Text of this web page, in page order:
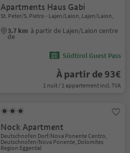
Apartments Haus Gabi
St. Peter/S. Pietro - Lajen/Laion, Lajen/Laion,
3.7 km à partir de Lajen/Laion centre
de
Südtirol Guest Pass
À partir de 93€
1 nuit / 1 appartement incl. TVA
Nock Apartment
Deutschnofen Dorf/Nova Ponente Centro,
Deutschnofen/Nova Ponente, Dolomites
Region Eggental